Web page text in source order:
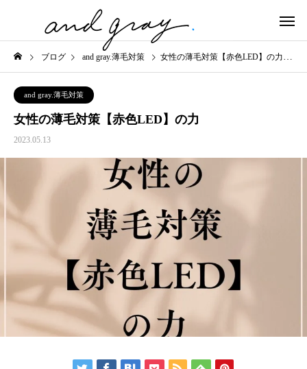
ブログ and gray.薄毛対策 女性の薄毛対策【赤色LED】の力
and gray.薄毛対策
女性の薄毛対策【赤色LED】の力
2023.05.13